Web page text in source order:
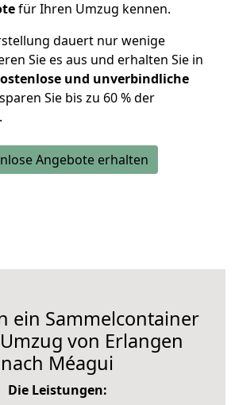
für Ihren Umzug kennen.
dauert nur wenige
Sie es aus und erhalten Sie in
und unverbindliche
Sie bis zu 60 % der
Angebote erhalten
ein Sammelcontainer
von Erlangen
nach Méagui
Die Leistungen: